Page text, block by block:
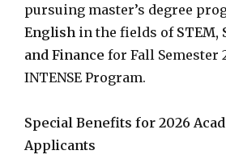
pursuing master’s degree
English in the fields of STEM,
and Finance for Fall Semester
INTENSE Program.
Special Benefits for 2026
Applicants